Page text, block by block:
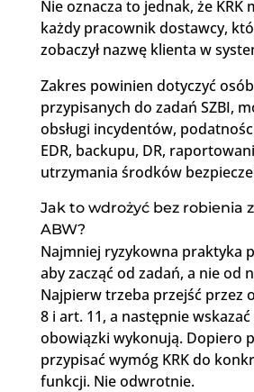
Nie oznacza to jednak, że KRK
każdy pracownik dostawcy,
zobaczył nazwę klienta w
Zakres powinien dotyczyć
przypisanych do zadań SZBI,
obsługi incydentów,
EDR, backupu, DR,
utrzymania środków
Jak to wdrożyć bez robienia
ABW?
Najmniej ryzykowna praktyka
aby zacząć od zadań, a nie od
Najpierw trzeba przejść przez
8 i art. 11, a następnie
obowiązki wykonują. Dopiero
przypisać wymóg KRK do
funkcji. Nie odwrotnie.